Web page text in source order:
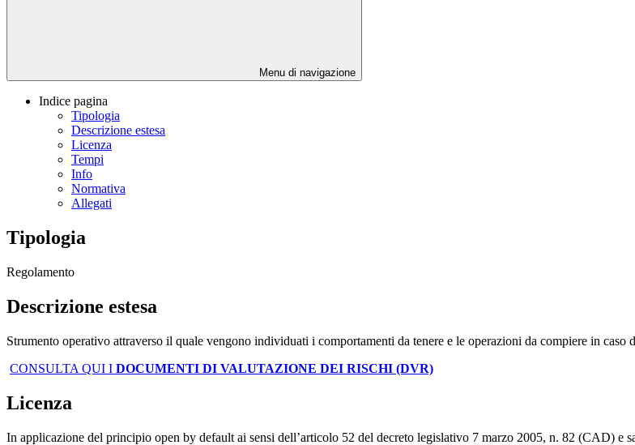
Menu di navigazione
Indice pagina
Tipologia
Descrizione estesa
Licenza
Tempi
Info
Normativa
Allegati
Tipologia
Regolamento
Descrizione estesa
Strumento operativo attraverso il quale vengono individuati i comportamenti da tenere e le operazioni da compiere in caso
CONSULTA QUI I DOCUMENTI DI VALUTAZIONE DEI RISCHI (DVR)
Licenza
In applicazione del principio open by default ai sensi dell’articolo 52 del decreto legislativo 7 marzo 2005, n. 82 (CAD)